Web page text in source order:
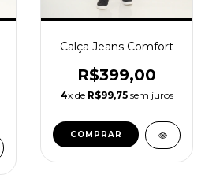
Calça Jeans Comfort
R$399,00
4x de R$99,75sem juros
COMPRAR